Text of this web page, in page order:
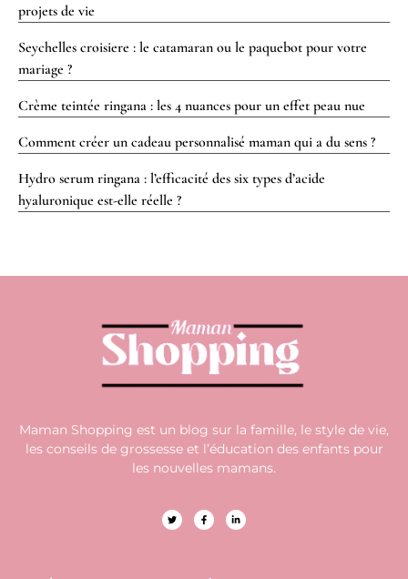
projets de vie
Seychelles croisiere : le catamaran ou le paquebot pour votre
mariage ?
Crème teintée ringana : les 4 nuances pour un effet peau nue
Comment créer un cadeau personnalisé maman qui a du sens ?
Hydro serum ringana : l’efficacité des six types d’acide
hyaluronique est-elle réelle ?
Maman Shopping est un blog sur la famille, le style de vie,
les conseils de grossesse et l’éducation des enfants pour
les nouvelles mamans.